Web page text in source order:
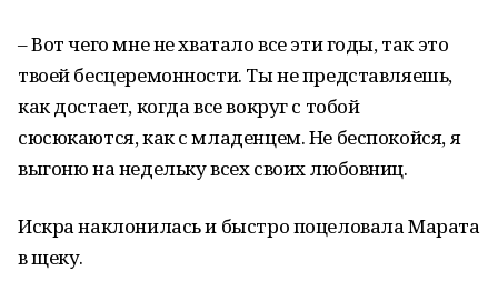
– Вот чего мне не хватало все эти годы, так это
твоей бесцеремонности. Ты не представляешь,
как достает, когда все вокруг с тобой
сюсюкаются, как с младенцем. Не беспокойся, я
выгоню на недельку всех своих любовниц.
Искра наклонилась и быстро поцеловала Марата
в щеку.